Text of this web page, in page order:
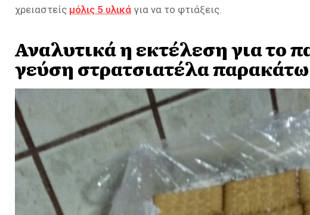
χρειαστείς μόλις 5 υλικά για να το φτιάξεις.
Αναλυτικά η εκτέλεση για το
γεύση στρατσιατέλα